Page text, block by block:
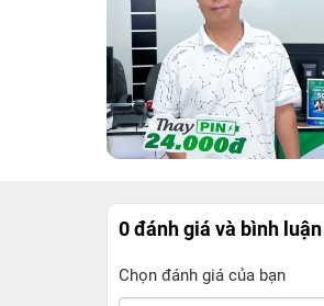
0 đánh giá và bình luận
Chọn đánh giá của bạn